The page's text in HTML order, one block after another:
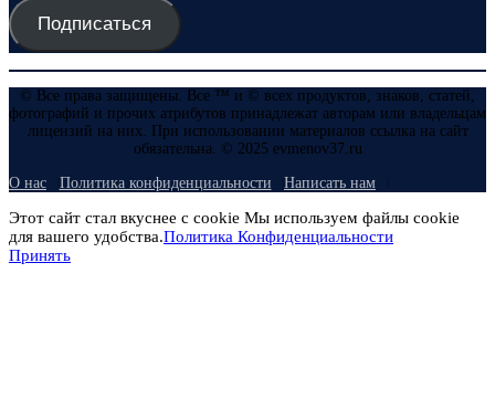
Подписаться
© Все права защищены. Все ™ и © всех продуктов, знаков, статей,
фотографий и прочих атрибутов принадлежат авторам или владельцам
лицензий на них. При использовании материалов ссылка на сайт
обязательна. © 2025 evmenov37.ru
О нас Политика конфиденциальности Написать нам
Этот сайт стал вкуснее с cookie Мы используем файлы cookie
для вашего удобства.Политика Конфиденциальности
Принять